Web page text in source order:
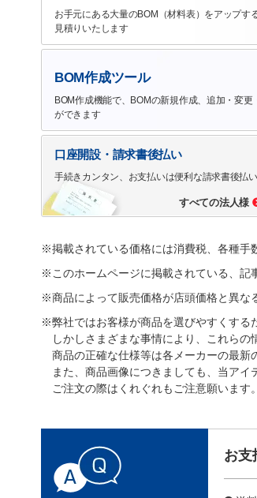
お手元にある大量のBOM（材料表）をアップす
見積りいたします
BOM作成ツール
BOM作成機能で、BOMの新規作成、追加・変更
ができます
口座開設・請求書後払い
手続きカンタン、お支払いは便利な請求書後払
すべての法人様
※掲載されている価格には消費税、各種手
※このホームページに掲載されている、記
※商品によって販売価格が店頭価格と異な
※弊社ではお客様が商品を選びやすくする
しかしさまざまな事情により、これらの
商品の正確な仕様等は各メーカーの最新
また、商品画像につきましても、当アイ
ご注文の際はくれぐれもご注意願います
お支